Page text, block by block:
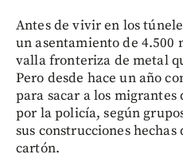
Antes de vivir en los
un asentamiento de 4.500
valla fronteriza de metal
Pero desde hace un año
para sacar a los
por la policía, según
sus construcciones
cartón.